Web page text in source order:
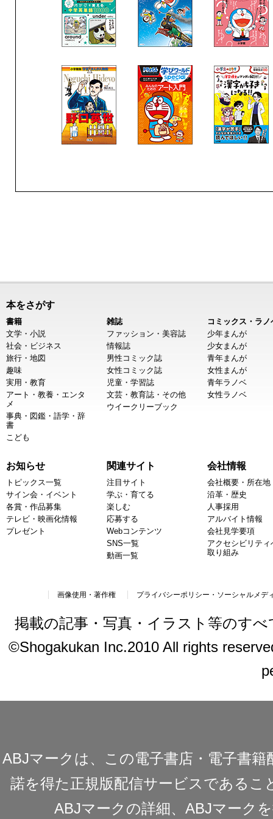
本をさがす
書籍
文学・小説
社会・ビジネス
旅行・地図
趣味
実用・教育
アート・教養・エンタ
メ
事典・図鑑・語学・辞
書
こども
雑誌
ファッション・美容誌
情報誌
男性コミック誌
女性コミック誌
児童・学習誌
文芸・教育誌・その他
ウイークリーブック
コミックス・ラノ
少年まんが
少女まんが
青年まんが
女性まんが
青年ラノベ
女性ラノベ
お知らせ
トピックス一覧
サイン会・イベント
各賞・作品募集
テレビ・映画化情報
プレゼント
関連サイト
注目サイト
学ぶ・育てる
楽しむ
応募する
Webコンテンツ
SNS一覧
動画一覧
会社情報
会社概要・所在地
沿革・歴史
人事採用
アルバイト情報
会社見学要項
アクセシビリティ
取り組み
画像使用・著作権 プライバシーポリシー・ソーシャルメデ
掲載の記事・写真・イラスト等のす
©Shogakukan Inc.2010 All rights
ABJマークは、この電子書店・電子書
諾を得た正規版配信サービスであるこ
ABJマークの詳細、ABJマーク